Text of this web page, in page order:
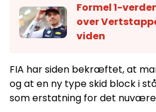
Formel 1-
over
viden
FIA har siden bekræftet, at
og at en ny type skid block i
som erstatning for det